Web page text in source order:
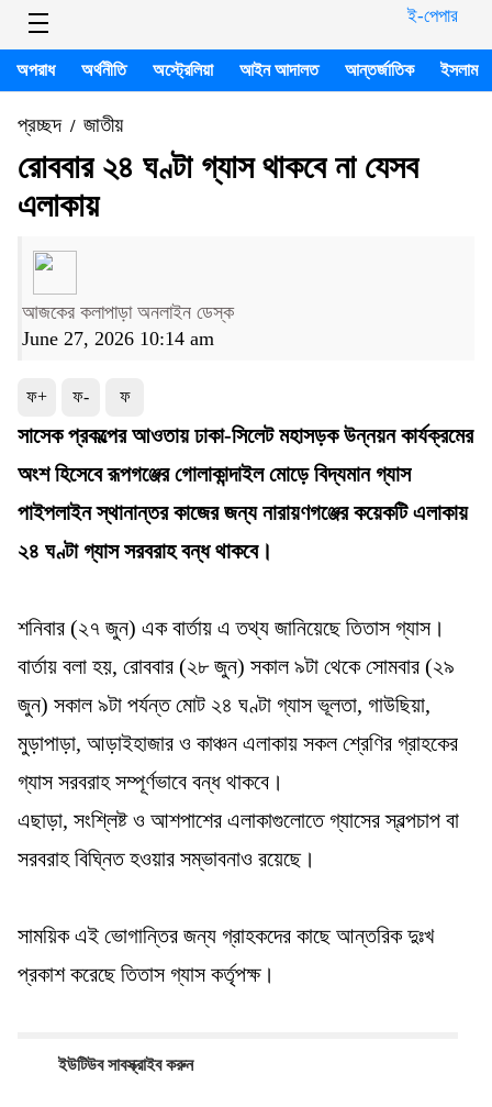
ই-পেপার
অপরাধ অর্থনীতি অস্ট্রেলিয়া আইন আদালত আন্তর্জাতিক ইসলাম
প্রচ্ছদ/ জাতীয়
রোববার ২৪ ঘণ্টা গ্যাস থাকবে না যেসব
এলাকায়
আজকের কলাপাড়া অনলাইন ডেস্ক
June 27, 2026 10:14 am
ফ+ ফ- ফ
সাসেক প্রকল্পের আওতায় ঢাকা-সিলেট মহাসড়ক উন্নয়ন কার্যক্রমের
অংশ হিসেবে রূপগঞ্জের গোলাকান্দাইল মোড়ে বিদ্যমান গ্যাস
পাইপলাইন স্থানান্তর কাজের জন্য নারায়ণগঞ্জের কয়েকটি এলাকায়
২৪ ঘণ্টা গ্যাস সরবরাহ বন্ধ থাকবে।
শনিবার (২৭ জুন) এক বার্তায় এ তথ্য জানিয়েছে তিতাস গ্যাস।
বার্তায় বলা হয়, রোববার (২৮ জুন) সকাল ৯টা থেকে সোমবার (২৯
জুন) সকাল ৯টা পর্যন্ত মোট ২৪ ঘণ্টা গ্যাস ভূলতা, গাউছিয়া,
মুড়াপাড়া, আড়াইহাজার ও কাঞ্চন এলাকায় সকল শ্রেণির গ্রাহকের
গ্যাস সরবরাহ সম্পূর্ণভাবে বন্ধ থাকবে।
এছাড়া, সংশ্লিষ্ট ও আশপাশের এলাকাগুলোতে গ্যাসের স্বল্পচাপ বা
সরবরাহ বিঘ্নিত হওয়ার সম্ভাবনাও রয়েছে।
সাময়িক এই ভোগান্তির জন্য গ্রাহকদের কাছে আন্তরিক দুঃখ
প্রকাশ করেছে তিতাস গ্যাস কর্তৃপক্ষ।
ইউটিউব সাবস্ক্রাইব করুন